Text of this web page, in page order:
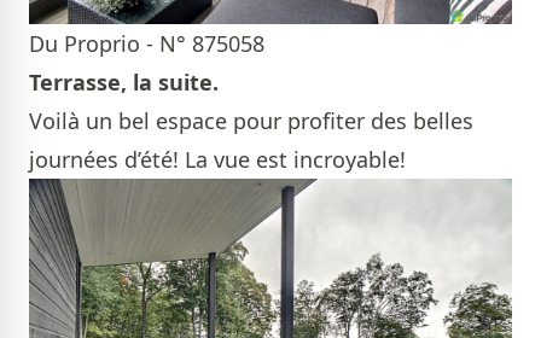
Du Proprio - N° 875058
Terrasse, la suite.
Voilà un bel espace pour profiter des belles
journées d’été! La vue est incroyable!